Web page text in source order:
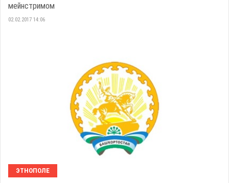
мейнстримом
02.02.2017 14:06
ЭТНОПОЛЕ